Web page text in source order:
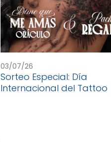
03/07/26
Sorteo Especial: Día
Internacional del Tattoo